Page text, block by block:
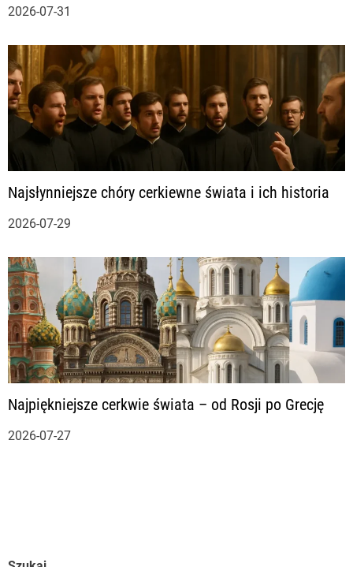
2026-07-31
Najsłynniejsze chóry cerkiewne świata i ich historia
2026-07-29
Najpiękniejsze cerkwie świata – od Rosji po Grecję
2026-07-27